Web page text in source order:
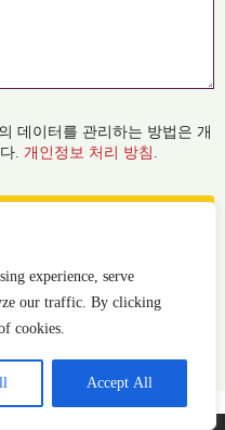
experience, serve
our traffic. By clicking
cookies.
Accept All
데이터를 관리하는 방법은 개
. 개인정보 처리 방침
| 1-StopTranslation